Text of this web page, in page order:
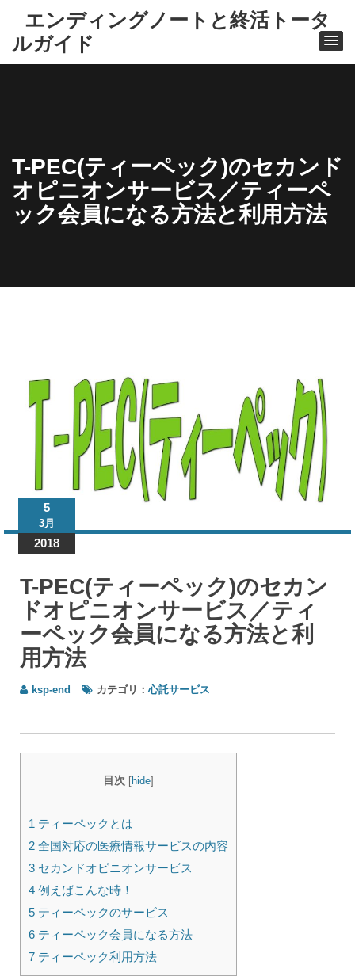
エンディングノートと終活トータ
ルガイド
T-PEC(ティーペック)のセカンド
オピニオンサービス／ティーペ
ック会員になる方法と利用方法
T-
PEC(テ
ィーペ
ック)の
セカン
ドオピ
サービ
ィーペ
ック会
る方法
と利用
方法
5
3月
2018
T-PEC(ティーペック)のセカン
ドオピニオンサービス／ティ
ーペック会員になる方法と利
用方法
ksp-end カテゴリ：心託サービス
目次 hide
1 ティーペックとは
2 全国対応の医療情報サービスの内容
3 セカンドオピニオンサービス
4 例えばこんな時！
5 ティーペックのサービス
6 ティーペック会員になる方法
7 ティーペック利用方法